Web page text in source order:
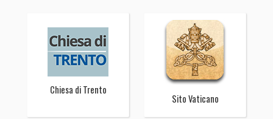
Chiesa di Trento
Sito Vaticano